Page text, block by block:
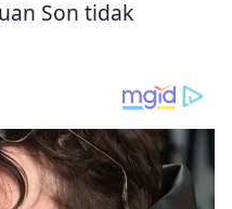
Son tidak